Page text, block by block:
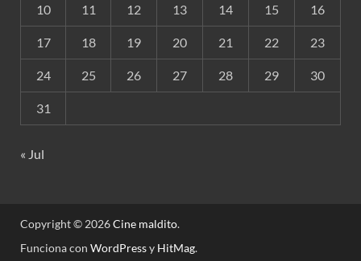
10 11 12 13 14 15 16
17 18 19 20 21 22 23
24 25 26 27 28 29 30
31
« Jul
Copyright © 2026Cine maldito.
Funciona con WordPressy HitMag.